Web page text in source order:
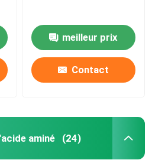
meilleur prix
Contact
aminé (24)